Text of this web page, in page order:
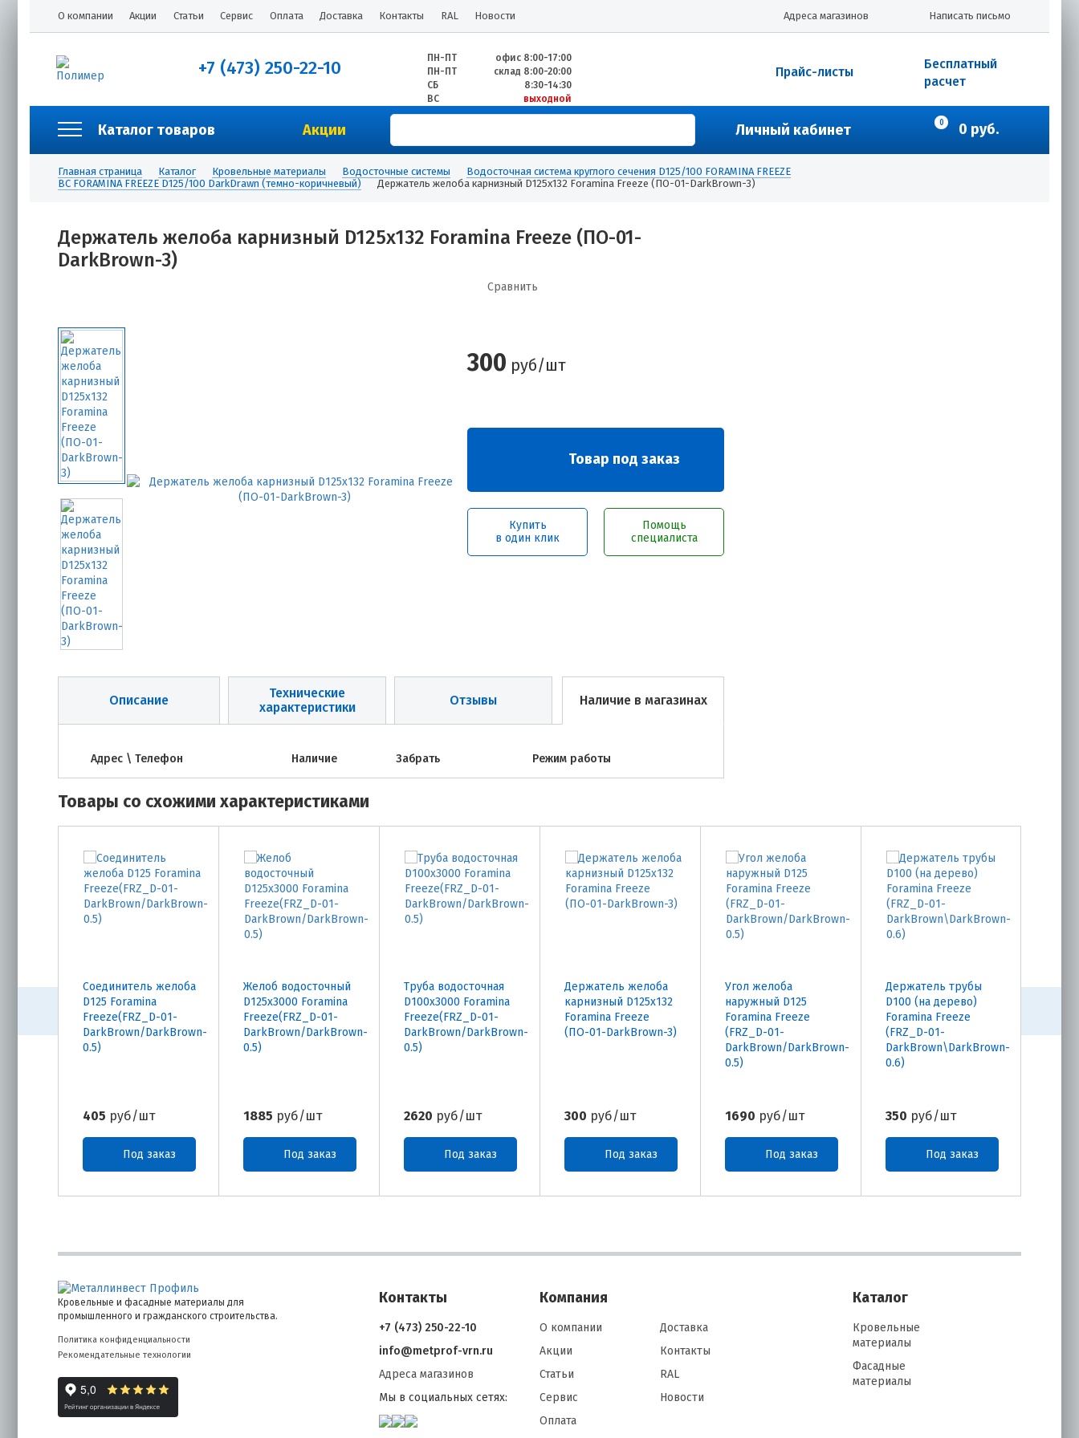
О компании Акции Статьи Сервис Оплата Доставка Контакты RAL Новости Написать письмо
Адреса магазинов
+7 (473) 250-22-10 ПН-ПТ
офис 8:00-17:00
ПН-ПТ
склад 8:00-20:00
СБ
8:30-14:30
ВС
выходной
Бесплатный
расчет
Прайс-листы
Каталог товаров Акции Личный кабинет 0 0 руб.
Главная страница Каталог Кровельные материалы Водосточные системы
Водосточная система круглого сечения D125/100 FОRAMINA FREEZE
ВС FORAMINA FREEZE D125/100 DarkDrawn (темно-коричневый)
Держатель желоба карнизный D125х132 Foramina Freeze (ПО-01-DarkBrown-3)
Держатель желоба карнизный D125х132 Foramina Freeze (ПО-01-
DarkBrown-3)
Сравнить
300 руб/шт
Товар под заказ
Купить
в один клик
Помощь
специалиста
Описание
Технические
характеристики
Отзывы Наличие в магазинах
Адрес \ Телефон Наличие Забрать Режим работы
Товары со схожими характеристиками
Соединитель желоба
D125 Foramina
Freeze(FRZ_D-01-
DarkBrown/DarkBrown-
0.5)
405 руб/шт
Под заказ
Желоб водосточный
D125х3000 Foramina
Freeze(FRZ_D-01-
DarkBrown/DarkBrown-
0.5)
1885 руб/шт
Под заказ
Труба водосточная
D100х3000 Foramina
Freeze(FRZ_D-01-
DarkBrown/DarkBrown-
0.5)
2620 руб/шт
Под заказ
Держатель желоба
карнизный D125х132
Foramina Freeze
(ПО-01-DarkBrown-3)
300 руб/шт
Под заказ
Угол желоба
наружный D125
Foramina Freeze
(FRZ_D-01-
DarkBrown/DarkBrown-
0.5)
1690 руб/шт
Под заказ
Держатель трубы
D100 (на дерево)
Foramina Freeze
(FRZ_D-01-
DarkBrown\DarkBrown-
0.6)
350 руб/шт
Под заказ
Кровельные и фасадные материалы для
промышленного и гражданского строительства.
Политика конфиденциальности
Рекомендательные технологии
Контакты
+7 (473) 250-22-10
info@metprof-vrn.ru
Адреса магазинов
Мы в социальных сетях:
Компания
О компании
Акции
Статьи
Сервис
Оплата
Доставка
Контакты
RAL
Новости
Каталог
Кровельные
материалы
Фасадные
материалы